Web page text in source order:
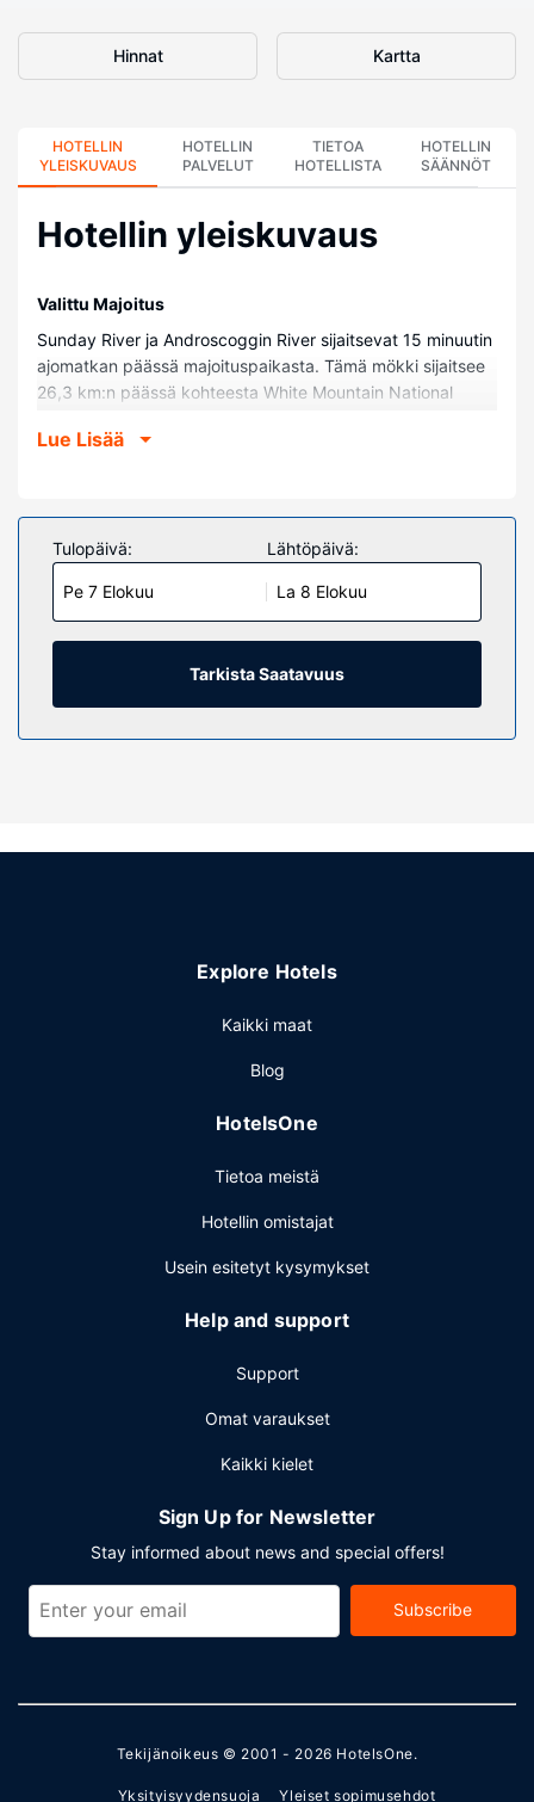
Hinnat Kartta
HOTELLIN
YLEISKUVAUS
HOTELLIN
PALVELUT
TIETOA
HOTELLISTA
HOTELLIN
SÄÄNNÖT
Hotellin yleiskuvaus
Valittu Majoitus
Sunday River ja Androscoggin River sijaitsevat 15 minuutin
ajomatkan päässä majoituspaikasta. Tämä mökki sijaitsee
26,3 km:n päässä kohteesta White Mountain National
Huoneet
Mukavuuksiin kuuluu mikroaaltouuni ja
kahvin-/vedenkeitin.
Seuraavat palvelut ovat saatavilla: ilmainen langaton
internetyhteys ja grilli.
Palveluihin kuuluu ilmainen pysäköinti.
Lue Lisää
Tulopäivä:
Pe 7 Elokuu
Lähtöpäivä:
La 8 Elokuu
Tarkista Saatavuus
Explore Hotels
Kaikki maat
Blog
HotelsOne
Tietoa meistä
Hotellin omistajat
Usein esitetyt kysymykset
Help and support
Support
Omat varaukset
Kaikki kielet
Sign Up for Newsletter
Stay informed about news and special offers!
Subscribe
Tekijänoikeus © 2001 - 2026 HotelsOne.
Yksityisyydensuoja Yleiset sopimusehdot